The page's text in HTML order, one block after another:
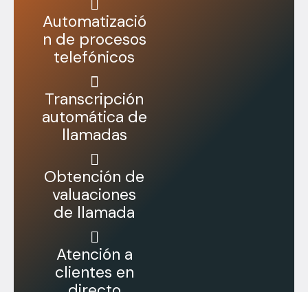
Automatizació
n de procesos
telefónicos
Transcripción
automática de
llamadas
Obtención de
valuaciones
de llamada
Atención a
clientes en